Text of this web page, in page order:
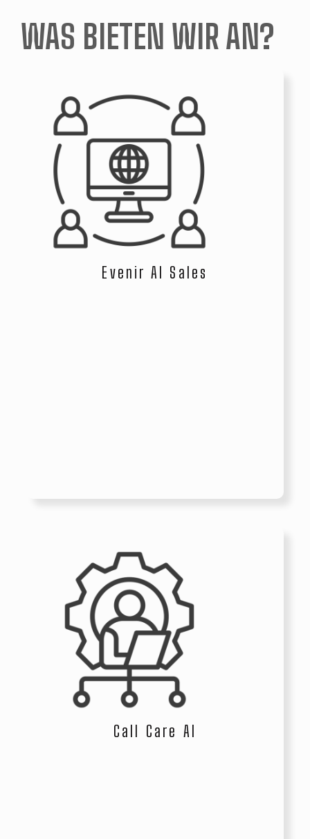
WAS BIETEN WIR AN?
Evenir AI Sales
Call Care AI